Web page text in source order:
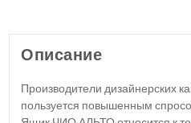
Описание
Производители дизайнерских
пользуется повышенным